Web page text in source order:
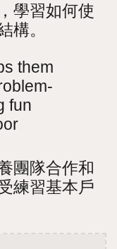
學習如何使
構。
them
fun
團隊合作和
練習基本戶